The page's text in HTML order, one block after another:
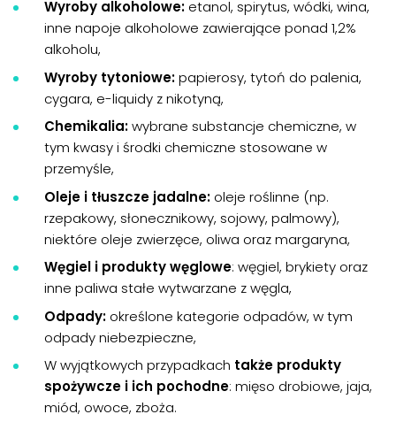
Wyroby alkoholowe: etanol, spirytus, wódki, wina,
inne napoje alkoholowe zawierające ponad 1,2%
alkoholu,
Wyroby tytoniowe:papierosy, tytoń do palenia,
cygara, e-liquidy z nikotyną,
Chemikalia:wybrane substancje chemiczne, w
tym kwasy i środki chemiczne stosowane w
przemyśle,
Oleje i tłuszcze jadalne: oleje roślinne (np.
rzepakowy, słonecznikowy, sojowy, palmowy),
niektóre oleje zwierzęce, oliwa oraz margaryna,
Węgiel i produkty węglowe: węgiel, brykiety oraz
inne paliwa stałe wytwarzane z węgla,
Odpady: określone kategorie odpadów, w tym
odpady niebezpieczne,
W wyjątkowych przypadkach także produkty
spożywcze i ich pochodne: mięso drobiowe, jaja,
miód, owoce, zboża.